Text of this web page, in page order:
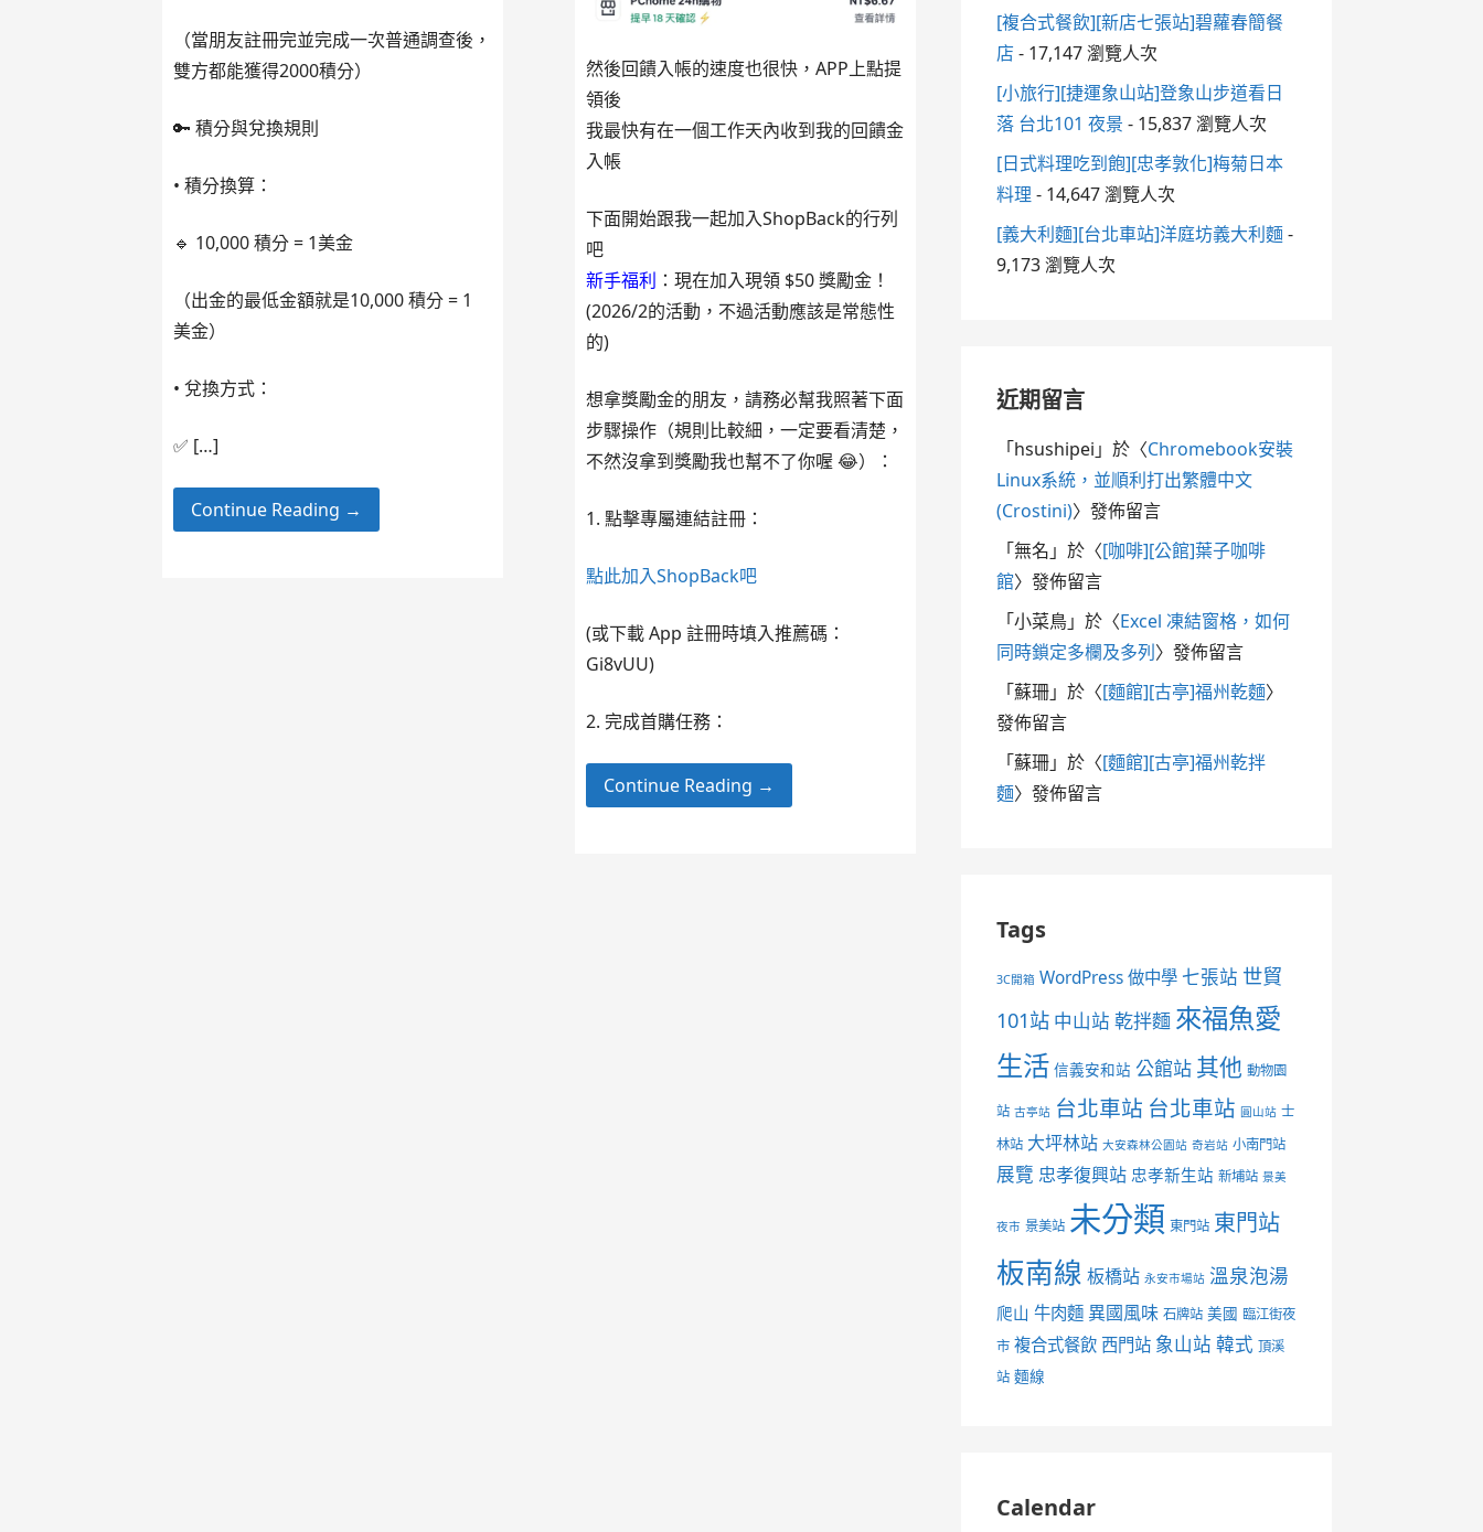
然後回饋入帳的速度也很快，APP上點提
領後
我最快有在一個工作天內收到我的回饋金
入帳
下面開始跟我一起加入ShopBack的行列
吧
新手福利 ：現在加入現領 $50 獎勵金！
(2026/2的活動，不過活動應該是常態性
的)
想拿獎勵金的朋友，請務必幫我照著下面
步驟操作（規則比較細，一定要看清楚，
不然沒拿到獎勵我也幫不了你喔 😂）：
1. 點擊專屬連結註冊：
點此加入ShopBack吧
(或下載 App 註冊時填入推薦碼：
Gi8vUU)
2. 完成首購任務：
Continue Reading →
（當朋友註冊完並完成一次普通調查後，
雙方都能獲得2000積分）
🔑 積分與兌換規則
• 積分換算：
🔹 10,000 積分 = 1美金
（出金的最低金額就是10,000 積分 = 1
美金）
• 兌換方式：
✅ […]
Continue Reading →
[複合式餐飲][新店七張站]碧蘿春簡餐
店- 17,147 瀏覽人次
[小旅行][捷運象山站]登象山步道看日
落 台北101 夜景 - 15,837 瀏覽人次
[日式料理吃到飽][忠孝敦化]梅菊日本
料理 - 14,647 瀏覽人次
[義大利麵][台北車站]洋庭坊義大利麵-
9,173 瀏覽人次
近期留言
「hsushipei 」於〈Chromebook安裝
Linux系統，並順利打出繁體中文
(Crostini)〉發佈留言
「無名 」於〈[咖啡][公館]葉子咖啡
館〉發佈留言
「小菜鳥」於〈Excel 凍結窗格，如何
同時鎖定多欄及多列〉發佈留言
「蘇珊」於〈[麵館][古亭]福州乾麵〉
發佈留言
「蘇珊」於〈[麵館][古亭]福州乾拌
麵〉發佈留言
Tags
3C開箱 WordPress 做中學 七張站 世貿
101站 中山站 乾拌麵 來福魚愛
生活 信義安和站 公館站 其他 動物園
站 古亭站 台北車站 台北車站 圓山站 士
林站 大坪林站 大安森林公園站 奇岩站 小南門站
展覽 忠孝復興站 忠孝新生站 新埔站 景美
夜市 景美站 未分類 東門站 東門站
板南線 板橋站 永安市場站 溫泉泡湯
爬山 牛肉麵 異國風味 石牌站 美國 臨江街夜
市 複合式餐飲 西門站 象山站 韓式 頂溪
站 麵線
Calendar